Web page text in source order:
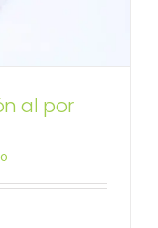
al por